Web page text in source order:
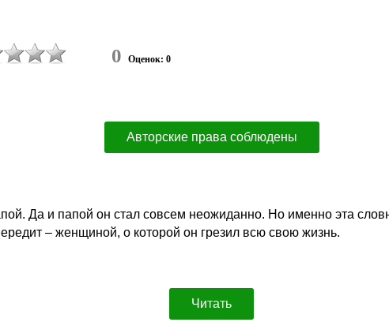
0 Оценок: 0
Авторские права соблюдены
Да и папой он стал совсем неожиданно. Но именно эта
– женщиной, о которой он грезил всю свою жизнь.
Читать